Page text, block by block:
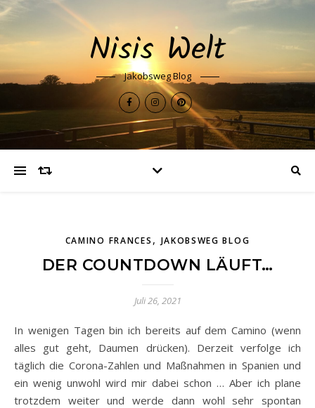
Nisis Welt
Jakobsweg Blog
CAMINO FRANCES , JAKOBSWEG BLOG
DER COUNTDOWN LÄUFT…
Juli 26, 2021
In wenigen Tagen bin ich bereits auf dem Camino (wenn
alles gut geht, Daumen drücken). Derzeit verfolge ich
täglich die Corona-Zahlen und Maßnahmen in Spanien und
ein wenig unwohl wird mir dabei schon … Aber ich plane
trotzdem weiter und werde dann wohl sehr spontan